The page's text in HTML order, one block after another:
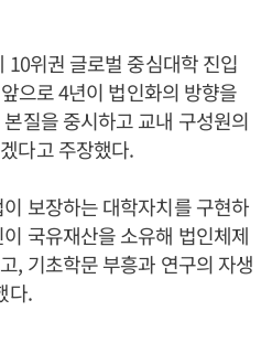
위권 글로벌 중심대학 진입
으로 4년이 법인화의 방향을
질을 중시하고 교내 구성원의
다고 주장했다.
보장하는 대학자치를 구현하
국유재산을 소유해 법인체제
, 기초학문 부흥과 연구의 자생
다.